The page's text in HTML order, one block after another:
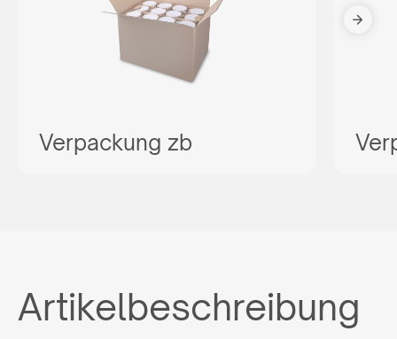
Verpackung zb
Artikelbeschreibung